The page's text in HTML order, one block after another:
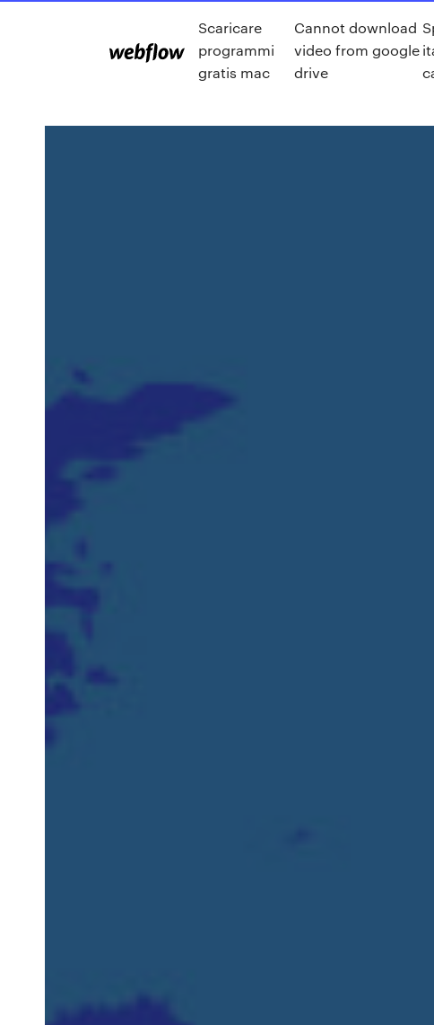
Scaricare
programmi
gratis mac
Cannot download
video from google
drive